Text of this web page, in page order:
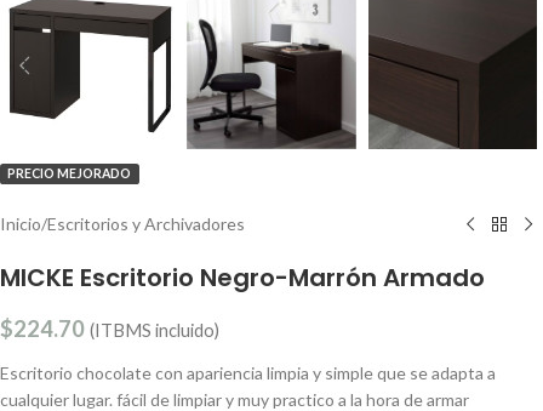
PRECIO MEJORADO
Inicio/Escritorios y Archivadores
MICKE Escritorio Negro-Marrón Armado
$224.70 (ITBMS incluido)
Escritorio chocolate con apariencia limpia y simple que se adapta a
cualquier lugar. fácil de limpiar y muy practico a la hora de armar